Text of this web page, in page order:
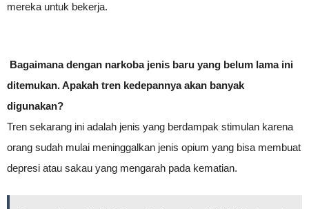
mereka untuk bekerja.
Bagaimana dengan narkoba jenis baru yang belum lama ini
ditemukan. Apakah tren kedepannya akan banyak
digunakan?
Tren sekarang ini adalah jenis yang berdampak stimulan karena
orang sudah mulai meninggalkan jenis opium yang bisa membuat
depresi atau sakau yang mengarah pada kematian.